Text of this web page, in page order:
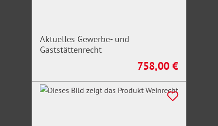
Aktuelles Gewerbe- und
Gaststättenrecht
Regulärer Preis:
758,00 €